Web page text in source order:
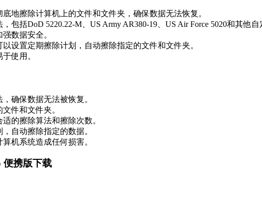
地擦除计算机上的文件和文件夹，确保数据无法恢复。
包括DoD 5220.22-M、US Army AR380-19、US Air Force 5020和其他自
数据安全。
设置定期擦除计划，自动擦除指定的文件和文件夹。
使用。
确保数据无法被恢复。
件和文件夹。
的擦除算法和擦除次数。
自动擦除指定的数据。
机系统造成任何损害。
便携版下载